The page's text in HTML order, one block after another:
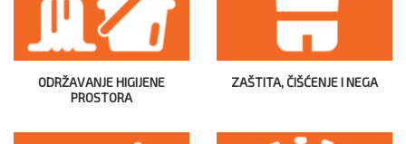
ODRŽAVANJE HIGIJENE
PROSTORA
ZAŠTITA, ČIŠĆENJE I NEGA